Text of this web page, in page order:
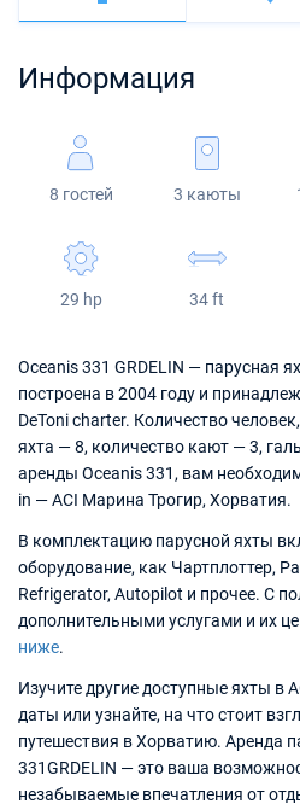
Мугла
ACI Марина Дубровник
Марина Веруда
Lagoon
Bali
Fountaine Pajot
Leopard
Bali 4.6
Bali 5.4
Astrea 42
Excess 11
Oceanis 51.1
Jeanneau 54
Sun Odyssey 440
Sun Odyssey 410
Dufour 46 GL
Сент-Люсия
Информация
8 гостей 3 каюты
29 hp 34 ft
Oceanis 331 GRDELIN — парусная
построена в 2004 году и
DeToni charter. Количество
яхта — 8, количество кают — 3,
аренды Oceanis 331, вам
in — ACI Марина Трогир, Хорватия.
В комплектацию парусной яхты
оборудование, как Чартплоттер,
Refrigerator, Autopilot и прочее. С
дополнительными услугами и их
ниже.
Изучите другие доступные яхты в
даты или узнайте, на что стоит
путешествия в Хорватию. Аренда
331GRDELIN — это ваша
незабываемые впечатления от